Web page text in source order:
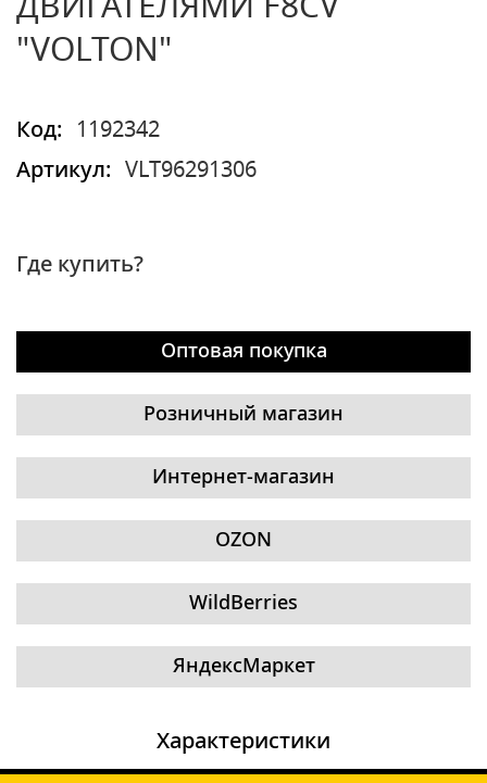
ДВИГАТЕЛЯМИ F8CV
"VOLTON"
Код:
1192342
Артикул:
VLT96291306
Где купить?
Оптовая покупка
Розничный магазин
Интернет-магазин
OZON
WildBerries
ЯндексМаркет
Характеристики